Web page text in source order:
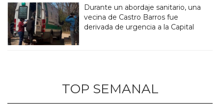
Durante un abordaje sanitario, una
vecina de Castro Barros fue
derivada de urgencia a la Capital
TOP SEMANAL